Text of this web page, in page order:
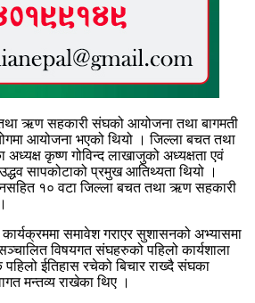
ऋण सहकारी संघको आयोजना तथा बागमती
आयोजना भएको थियो । जिल्ला बचत तथा
कृष्ण गोविन्द लाखाजुको अध्यक्षता एवं
सापकोटाको प्रमुख आतिथ्यता थियो ।
१० वटा जिल्ला बचत तथा ऋण सहकारी
समावेश गराएर सुशासनको अभ्यासमा
विषयगत संघहरुको पहिलो कार्यशाला
ईतिहास रचेको बिचार राख्दै संघका
मन्तव्य राखेका थिए ।